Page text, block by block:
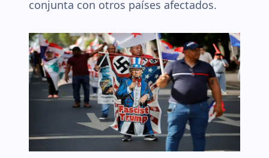
conjunta con otros países afectados.